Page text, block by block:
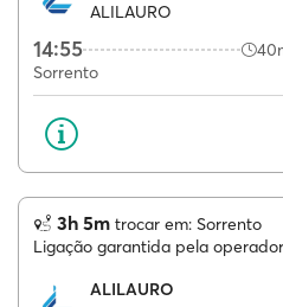
ALILAURO
14:55
Sorrento
3h 5m trocar em: Sorrento
Ligação garantida pela
ALILAURO